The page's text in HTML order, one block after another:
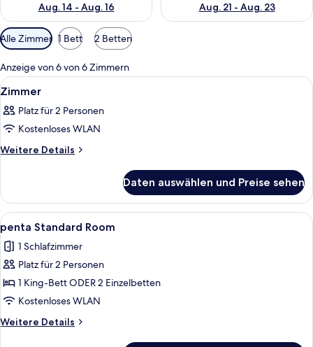
Aug. 14 - Aug. 16
Aug. 21 - Aug. 23
Verfügbare
Filter
für
Zimmer
Alle Zimmer 1 Bett 2 Betten
Anzeige von 6 von 6 Zimmern
Alle
Fotos
für
Zimmer
anzeigen
Ein Hotelzimmer mit Bett,
5
Zimmer
Platz für 2 Personen
Kostenloses WLAN
Weitere Details
Weitere
Daten auswählen und Preise sehen
Alle
Fotos
für
penta
Standard
Room
anzeigen
Ein Hotelzimmer mit zwei Betten,
4
penta Standard Room
1 Schlafzimmer
Platz für 2 Personen
1 King-Bett ODER 2 Einzelbetten
Kostenloses WLAN
Weitere Details
Weitere